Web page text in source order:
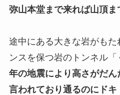
弥山本堂まで来れば山頂ま
途中にある大きな岩がもた
ンスを保つ岩のトンネル「
年の地震により高さがだん
言われており通るのにドキ